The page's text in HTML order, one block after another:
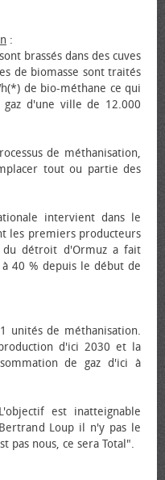
:
brassés dans des cuves
de biomasse sont traités
de bio-méthane ce qui
d'une ville de 12.000
de méthanisation,
tout ou partie des
intervient dans le
les premiers producteurs
du détroit d'Ormuz a fait
40 % depuis le début de
unités de méthanisation.
d'ici 2030 et la
de gaz d'ici à
est inatteignable
Loup il n'y pas le
pas nous, ce sera Total".